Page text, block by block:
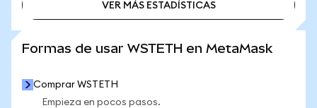
VER MÁS ESTADÍSTICAS
Formas de usar WSTETH en MetaMask
Comprar WSTETH
Empieza en pocos pasos.